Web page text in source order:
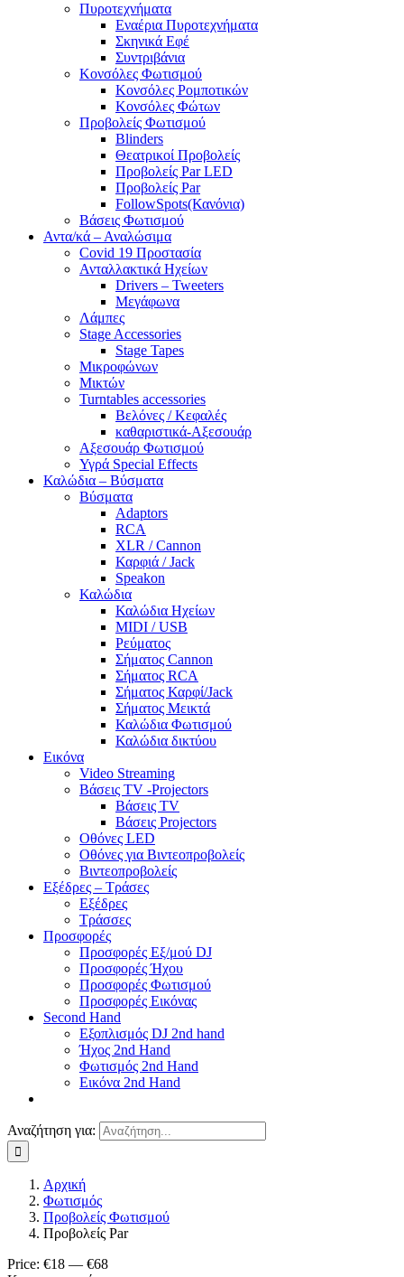
Πυροτεχνήματα
Εναέρια Πυροτεχνήματα
Σκηνικά Εφέ
Συντριβάνια
Κονσόλες Φωτισμού
Κονσόλες Ρομποτικών
Κονσόλες Φώτων
Προβολείς Φωτισμού
Blinders
Θεατρικοί Προβολείς
Προβολείς Par LED
Προβολείς Par
FollowSpots(Κανόνια)
Βάσεις Φωτισμού
Αντα/κά – Αναλώσιμα
Covid 19 Προστασία
Ανταλλακτικά Ηχείων
Drivers – Tweeters
Μεγάφωνα
Λάμπες
Stage Accessories
Stage Tapes
Μικροφώνων
Μικτών
Turntables accessories
Βελόνες / Κεφαλές
καθαριστικά-Αξεσουάρ
Αξεσουάρ Φωτισμού
Υγρά Special Effects
Καλώδια – Βύσματα
Βύσματα
Adaptors
RCA
XLR / Cannon
Καρφιά / Jack
Speakon
Καλώδια
Καλώδια Ηχείων
MIDI / USB
Ρεύματος
Σήματος Cannon
Σήματος RCA
Σήματος Καρφί/Jack
Σήματος Μεικτά
Καλώδια Φωτισμού
Καλώδια δικτύου
Εικόνα
Video Streaming
Βάσεις TV -Projectors
Βάσεις TV
Βάσεις Projectors
Οθόνες LED
Οθόνες για Βιντεοπροβολείς
Βιντεοπροβολείς
Εξέδρες – Τράσες
Εξέδρες
Τράσσες
Προσφορές
Προσφορές Εξ/μού DJ
Προσφορές Ήχου
Προσφορές Φωτισμού
Προσφορές Εικόνας
Second Hand
Εξοπλισμός DJ 2nd hand
Ήχος 2nd Hand
Φωτισμός 2nd Hand
Εικόνα 2nd Hand
Αναζήτηση για:
Αρχική
Φωτισμός
Προβολείς Φωτισμού
Προβολείς Par
Price: €18 — €68